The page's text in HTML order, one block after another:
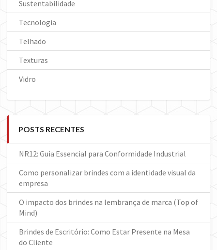
Sustentabilidade
Tecnologia
Telhado
Texturas
Vidro
POSTS RECENTES
NR12: Guia Essencial para Conformidade Industrial
Como personalizar brindes com a identidade visual da
empresa
O impacto dos brindes na lembrança de marca (Top of
Mind)
Brindes de Escritório: Como Estar Presente na Mesa
do Cliente